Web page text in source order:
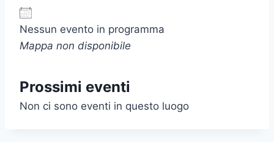
Nessun evento in programma
Mappa non disponibile
Prossimi eventi
Non ci sono eventi in questo luogo